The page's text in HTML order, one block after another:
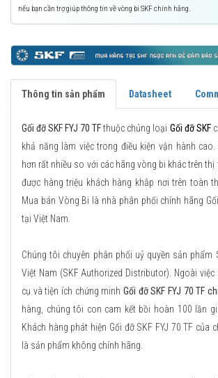
nếu bạn cần trợ giúp thông tin về vòng bi SKF chính hãng.
Thông tin sản phẩm Datasheet
Gối đỡ SKF FYJ 70 TFthuộc chủng loại Gối đỡ SKF
khả năng làm việc trong điều kiện vận hành
hơn rất nhiều so với các hãng vòng bi khác trên thị
được hàng triệu khách hàng khắp nơi trên toàn
Mua bán Vòng Bi là nhà phân phối chính hãng
tại Việt Nam.
Chúng tôi chuyên phân phối uỷ quyền sản phẩm
Việt Nam (SKF Authorized Distributor). Ngoài việc
cụ và tiện ích chứng minh Gối đỡ SKF FYJ 70 TF
hàng, chúng tôi con cam kết bồi hoàn 100 lần
Khách hàng phát hiện Gối đỡ SKF FYJ 70 TF của
là sản phẩm không chính hãng.